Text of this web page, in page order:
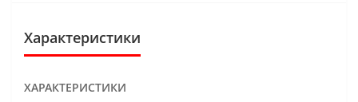
Характеристики
ХАРАКТЕРИСТИКИ